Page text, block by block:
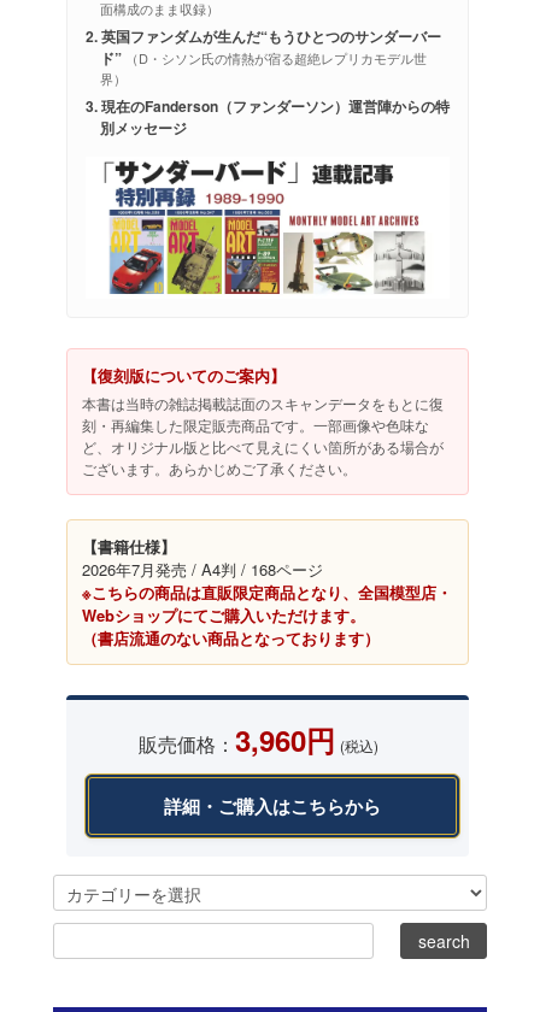
面構成のまま収録）
2. 英国ファンダムが生んだ“もうひとつのサンダーバー
ド” （D・シソン氏の情熱が宿る超絶レプリカモデル世
界）
3. 現在のFanderson（ファンダーソン）運営陣からの特
別メッセージ
【復刻版についてのご案内】
本書は当時の雑誌掲載誌面のスキャンデータをもとに復
刻・再編集した限定販売商品です。一部画像や色味な
ど、オリジナル版と比べて見えにくい箇所がある場合が
ございます。あらかじめご了承ください。
【書籍仕様】
2026年7月発売 / A4判 / 168ページ
※こちらの商品は直販限定商品となり、全国模型店・
Webショップにてご購入いただけます。
（書店流通のない商品となっております）
販売価格：3,960円 (税込)
詳細・ご購入はこちらから